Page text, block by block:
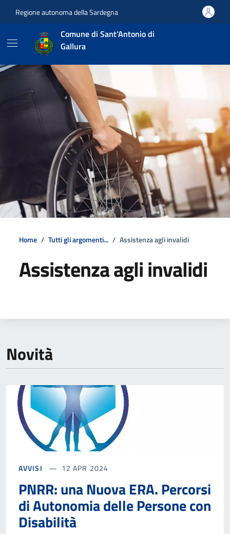
Regione autonoma della Sardegna
Comune di Sant'Antonio di
Gallura
Home Tutti gli argomenti... Assistenza agli invalidi
Assistenza agli invalidi
Novità
AVVISI 12 APR 2024
PNRR: una Nuova ERA. Percorsi
di Autonomia delle Persone con
Disabilità